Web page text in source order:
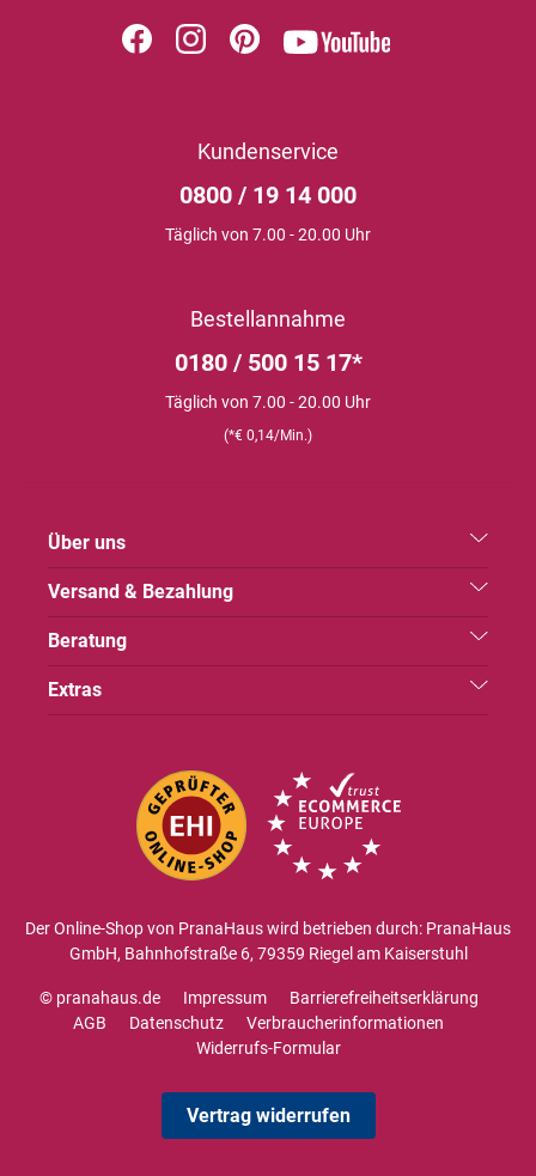
Kundenservice
0800 / 19 14 000
Täglich von 7.00 - 20.00 Uhr
Bestellannahme
0180 / 500 15 17*
Täglich von 7.00 - 20.00 Uhr
(*€ 0,14/Min.)
Über uns
Versand & Bezahlung
Beratung
Extras
Der Online-Shop von PranaHaus wird betrieben durch: PranaHaus
GmbH, Bahnhofstraße 6, 79359 Riegel am Kaiserstuhl
© pranahaus.de Impressum
Barrierefreiheitserklärung
AGB
Datenschutz
Verbraucherinformationen
Widerrufs-Formular
Vertrag widerrufen